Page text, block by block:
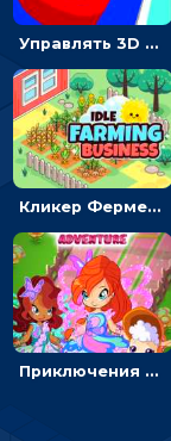
Управлять 3D магнитом, чтобы собирать фигуры и сбрасывать в пропасть
Кликер Фермерский бизнес: расти овощи, чтобы богатеть
Приключения Клуба Винкс: менять дорожки, чтобы собирать кристаллы